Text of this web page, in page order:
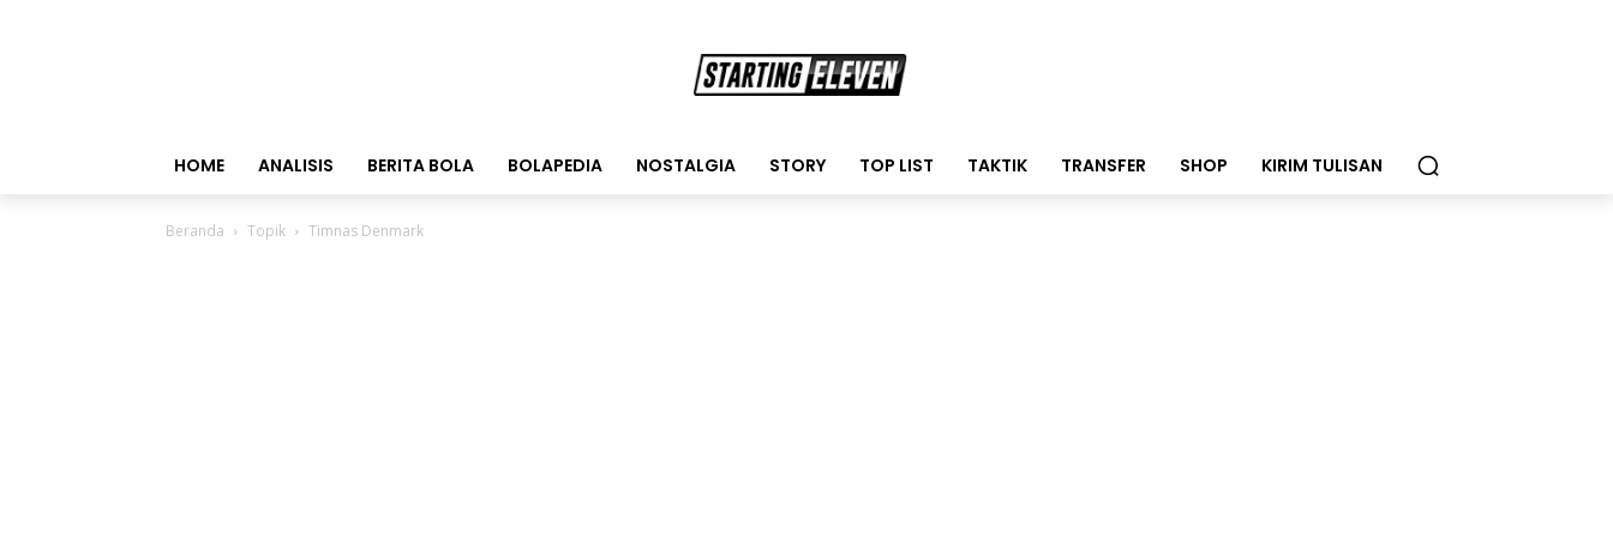
HOME ANALISIS BERITA BOLA BOLAPEDIA NOSTALGIA STORY TOP LIST TAKTIK TRANSFER SHOP KIRIM TULISAN
Beranda Topik Timnas Denmark